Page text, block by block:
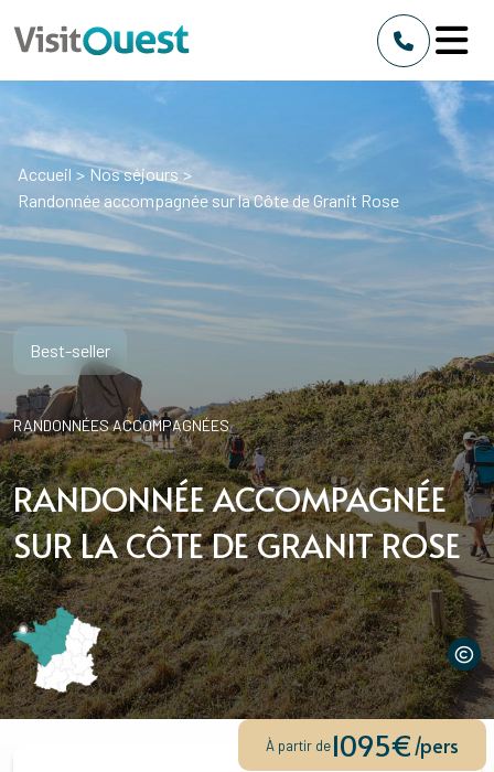
Accueil > Nos séjours >
Randonnée accompagnée sur la Côte de Granit Rose
Best-seller
RANDONNÉES ACCOMPAGNÉES
RANDONNÉE ACCOMPAGNÉE
SUR LA CÔTE DE GRANIT ROSE
À partir de1095€/pers